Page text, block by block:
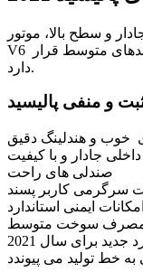
داخلی جادار و سطح بالا، موتور
V6 قوی و هندلینگ مناسب، در کلاس شاسی بلندهای متوسط قرار
دارد.
خوب و هندلینگ دقیق
جادار و با کیفیت
صندلی های راحت
سرگرمی کاربر پسند
ایمنی استاندارد
سوخت متوسط
جدید برای سال 2021